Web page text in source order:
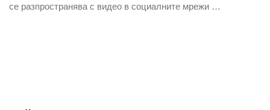
се разпространява с видео в социалните мрежи …